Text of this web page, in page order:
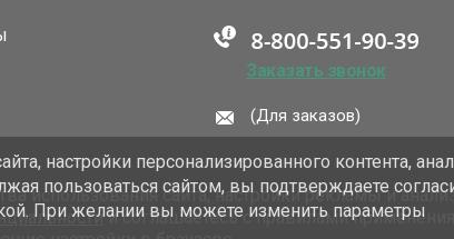
Заказать звонок
(Для заказов)
использования сайта, настройки рекламы и
и соглашаетесь с правилами применения
настройки персонализированного контента,
пользоваться сайтом, вы подтверждаете
При желании вы можете изменить параметры